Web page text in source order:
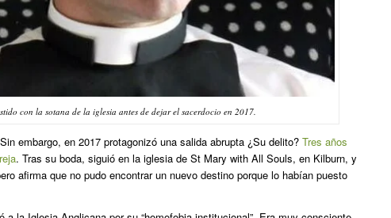
con la sotana de la iglesia antes de dejar el sacerdocio en 2017.
embargo, en 2017 protagonizó una salida abrupta ¿Su delito? Tres años
. Tras su boda, siguió en la iglesia de St Mary with All Souls, en Kilburn, y
afirma que no pudo encontrar un nuevo destino porque lo habían puesto